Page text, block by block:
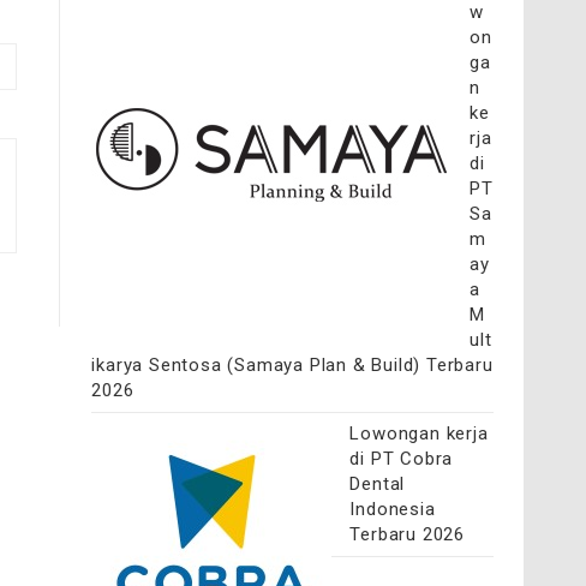
w
on
ga
n
ke
rja
di
PT
Sa
m
ay
a
M
ult
ikarya Sentosa (Samaya Plan & Build) Terbaru
2026
Lowongan kerja
di PT Cobra
Dental
Indonesia
Terbaru 2026